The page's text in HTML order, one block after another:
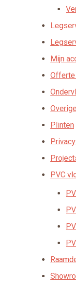
Mijn
Offerte
Plinten
PVC